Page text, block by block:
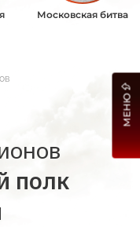
Московская битва
полк
МЕНЮ